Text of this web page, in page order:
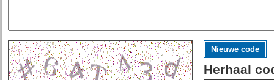
Nieuwe code
Herhaal